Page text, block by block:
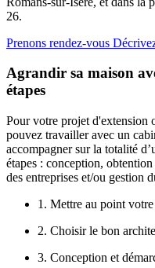
26.
Prenons rendez-vous
Agrandir sa maison
étapes
Pour votre projet d'extension
pouvez travailler avec un
accompagner sur la totalité
étapes : conception,
des entreprises et/ou gestion
1. Mettre au point
2. Choisir le bon
3. Conception et